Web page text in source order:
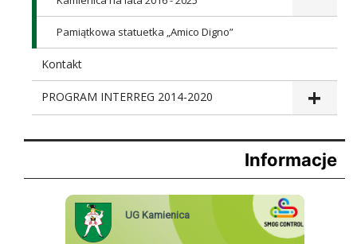
Pamiątkowa statuetka „Amico Digno”
Kontakt
PROGRAM INTERREG 2014-2020
Informacje